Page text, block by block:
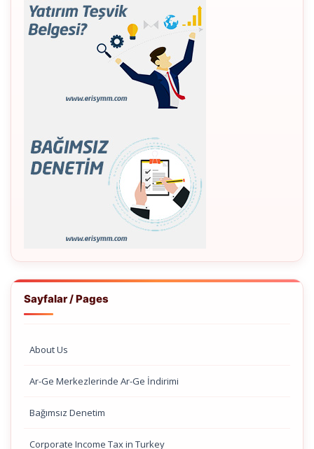
Sayfalar / Pages
About Us
Ar-Ge Merkezlerinde Ar-Ge İndirimi
Bağımsız Denetim
Corporate Income Tax in Turkey